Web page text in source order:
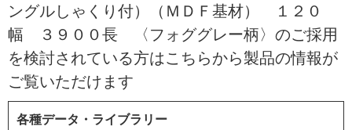
ングルしゃくり付）（ＭＤＦ基材） １２０
幅 ３９００長 〈フォググレー柄〉のご採用
を検討されている方はこちらから製品の情報が
ご覧いただけます
各種データ・ライブラリー